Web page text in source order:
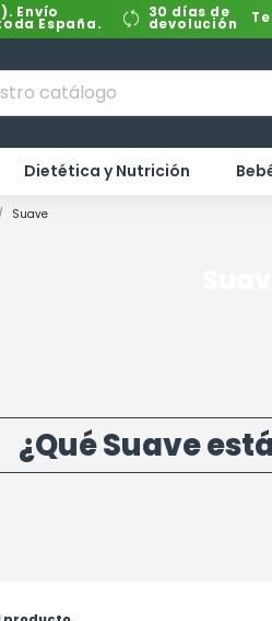
Envío
España.
30 días de
devolución
Dietética y Nutrición
Suave
¿Qué Suave